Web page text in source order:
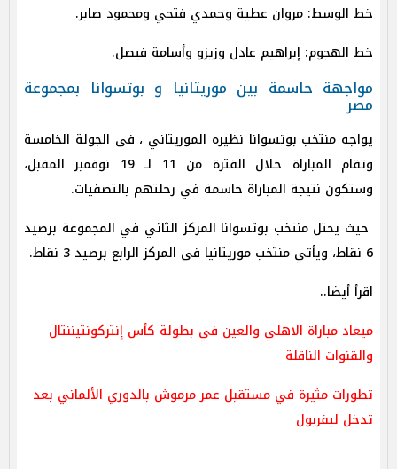
خط الوسط: مروان عطية وحمدي فتحي ومحمود صابر.
خط الهجوم: إبراهيم عادل وزيزو وأسامة فيصل.
مواجهة حاسمة بين موريتانيا و بوتسوانا بمجموعة
مصر
يواجه منتخب بوتسوانا نظيره الموريتاني ، فى الجولة الخامسة
وتقام المباراة خلال الفترة من 11 لـ 19 نوفمبر المقبل،
وستكون نتيجة المباراة حاسمة في رحلتهم بالتصفيات.
حيث يحتل منتخب بوتسوانا المركز الثاني في المجموعة برصيد
6 نقاط، ويأتي منتخب موريتانيا فى المركز الرابع برصيد 3 نقاط.
اقرأ أيضا..
ميعاد مباراة الاهلي والعين في بطولة كأس إنتركونتيننتال
والقنوات الناقلة
تطورات مثيرة في مستقبل عمر مرموش بالدوري الألماني بعد
تدخل ليفربول